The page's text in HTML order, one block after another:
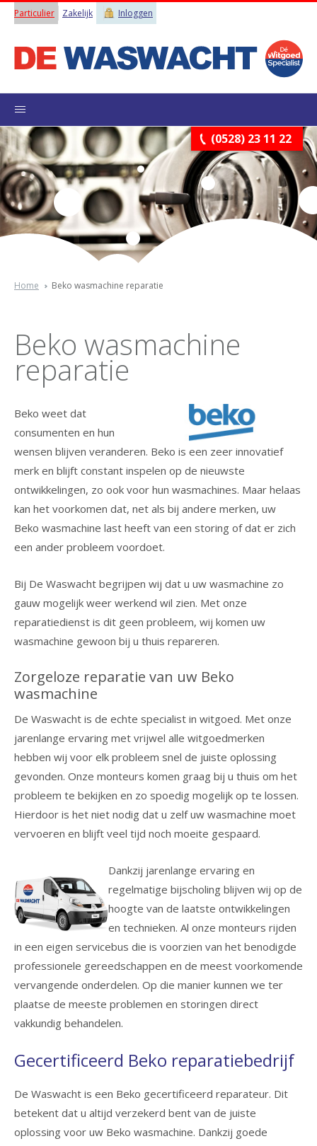
Particulier Zakelijk Inloggen
(0528) 23 11 22
Home Beko wasmachine reparatie
Beko wasmachine
reparatie
Beko weet dat
consumenten en hun
wensen blijven veranderen. Beko is een zeer innovatief
merk en blijft constant inspelen op de nieuwste
ontwikkelingen, zo ook voor hun wasmachines. Maar helaas
kan het voorkomen dat, net als bij andere merken, uw
Beko wasmachine last heeft van een storing of dat er zich
een ander probleem voordoet.
Bij De Waswacht begrijpen wij dat u uw wasmachine zo
gauw mogelijk weer werkend wil zien. Met onze
reparatiedienst is dit geen probleem, wij komen uw
wasmachine gewoon bij u thuis repareren.
Zorgeloze reparatie van uw Beko
wasmachine
De Waswacht is de echte specialist in witgoed. Met onze
jarenlange ervaring met vrijwel alle witgoedmerken
hebben wij voor elk probleem snel de juiste oplossing
gevonden. Onze monteurs komen graag bij u thuis om het
probleem te bekijken en zo spoedig mogelijk op te lossen.
Hierdoor is het niet nodig dat u zelf uw wasmachine moet
vervoeren en blijft veel tijd noch moeite gespaard.
Dankzij jarenlange ervaring en
regelmatige bijscholing blijven wij op de
hoogte van de laatste ontwikkelingen
en technieken. Al onze monteurs rijden
in een eigen servicebus die is voorzien van het benodigde
professionele gereedschappen en de meest voorkomende
vervangende onderdelen. Op die manier kunnen we ter
plaatse de meeste problemen en storingen direct
vakkundig behandelen.
Gecertificeerd Beko reparatiebedrijf
De Waswacht is een Beko gecertificeerd reparateur. Dit
betekent dat u altijd verzekerd bent van de juiste
oplossing voor uw Beko wasmachine. Dankzij goede